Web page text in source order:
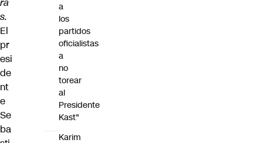
s.
El
pr
esi
de
nt
e
Se
ba
a
los
partidos
oficialistas
a
no
torear
al
Presidente
Kast"
Karim